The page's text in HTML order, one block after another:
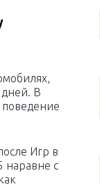
В
поведение
Игр в
наравне с